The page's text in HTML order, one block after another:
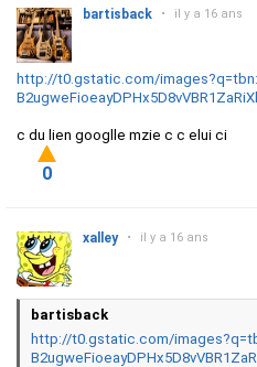
bartisback • il y a 16 ans
http://t0.gstatic.com/
c du lien googlle mzie c c elui ci
0
xalley • il y a 16 ans
bartisback
http://t0.gstatic.com/